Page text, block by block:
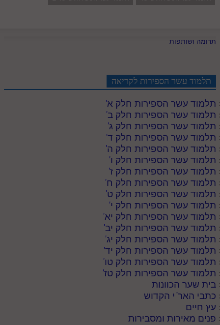
תרומה ושותפות
תלמוד עשר הספירות לקריאה
תלמוד עשר הספירות חלק א'
תלמוד עשר הספירות חלק ב'
תלמוד עשר הספירות חלק ג'
תלמוד עשר הספירות חלק ד'
תלמוד עשר הספירות חלק ה'
תלמוד עשר הספירות חלק ו'
תלמוד עשר הספירות חלק ז'
תלמוד עשר הספירות חלק ח'
תלמוד עשר הספירות חלק ט'
תלמוד עשר הספירות חלק י'
תלמוד עשר הספירות חלק יא'
תלמוד עשר הספירות חלק יב'
תלמוד עשר הספירות חלק יג'
תלמוד עשר הספירות חלק יד'
תלמוד עשר הספירות חלק טו'
תלמוד עשר הספירות חלק טז'
בית שער הכוונות
כתבי האר"י הקדוש
עץ חיים
פנים מאירות ומסבירות